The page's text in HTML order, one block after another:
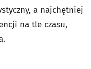
a najchętniej
na tle czasu,